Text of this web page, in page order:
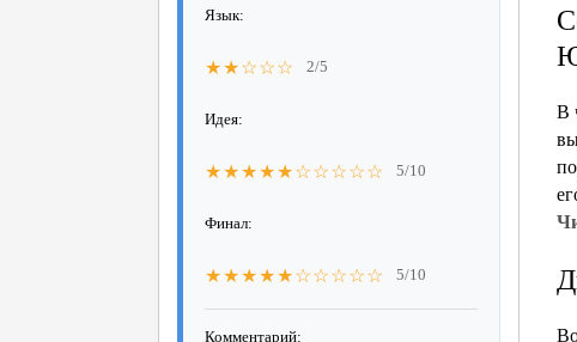
Язык:
★★☆☆☆ 2/5
Идея:
★★★★★☆☆☆☆☆ 5/10
Финал:
★★★★★☆☆☆☆☆ 5/10
Комментарий:
В